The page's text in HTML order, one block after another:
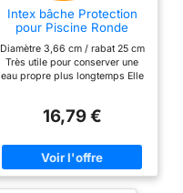
Intex bâche Protection
pour Piscine Ronde
Diamètre 3,66 cm / rabat 25 cm
Très utile pour conserver une
eau propre plus longtemps Elle
l'accumulation d'eau de pluie
permet de les attacher
solidement au bassin
16,79 €